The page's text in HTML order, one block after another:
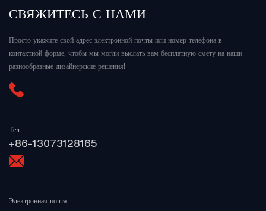
СВЯЖИТЕСЬ С НАМИ
Просто укажите свой адрес электронной почты или номер телефона в
контактной форме, чтобы мы могли выслать вам бесплатную смету на наши
разнообразные дизайнерские решения!
Тел.
+86-13073128165
Электронная почта